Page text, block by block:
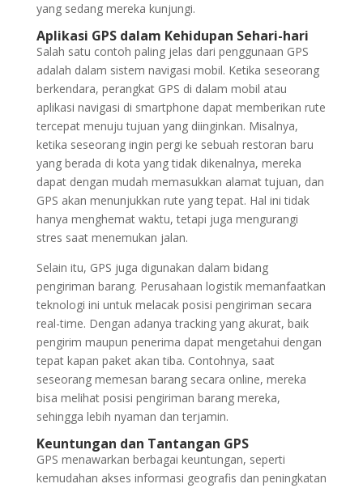
yang sedang mereka kunjungi.
Aplikasi GPS dalam Kehidupan Sehari-hari
Salah satu contoh paling jelas dari penggunaan GPS
adalah dalam sistem navigasi mobil. Ketika seseorang
berkendara, perangkat GPS di dalam mobil atau
aplikasi navigasi di smartphone dapat memberikan rute
tercepat menuju tujuan yang diinginkan. Misalnya,
ketika seseorang ingin pergi ke sebuah restoran baru
yang berada di kota yang tidak dikenalnya, mereka
dapat dengan mudah memasukkan alamat tujuan, dan
GPS akan menunjukkan rute yang tepat. Hal ini tidak
hanya menghemat waktu, tetapi juga mengurangi
stres saat menemukan jalan.
Selain itu, GPS juga digunakan dalam bidang
pengiriman barang. Perusahaan logistik memanfaatkan
teknologi ini untuk melacak posisi pengiriman secara
real-time. Dengan adanya tracking yang akurat, baik
pengirim maupun penerima dapat mengetahui dengan
tepat kapan paket akan tiba. Contohnya, saat
seseorang memesan barang secara online, mereka
bisa melihat posisi pengiriman barang mereka,
sehingga lebih nyaman dan terjamin.
Keuntungan dan Tantangan GPS
GPS menawarkan berbagai keuntungan, seperti
kemudahan akses informasi geografis dan peningkatan